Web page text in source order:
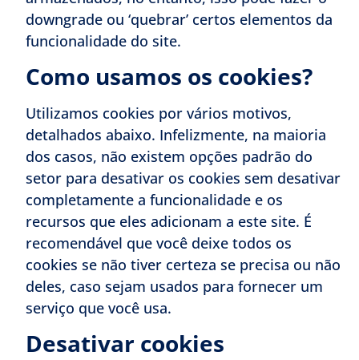
downgrade ou ‘quebrar’ certos elementos da
funcionalidade do site.
Como usamos os cookies?
Utilizamos cookies por vários motivos,
detalhados abaixo. Infelizmente, na maioria
dos casos, não existem opções padrão do
setor para desativar os cookies sem desativar
completamente a funcionalidade e os
recursos que eles adicionam a este site. É
recomendável que você deixe todos os
cookies se não tiver certeza se precisa ou não
deles, caso sejam usados ​​para fornecer um
serviço que você usa.
Desativar cookies